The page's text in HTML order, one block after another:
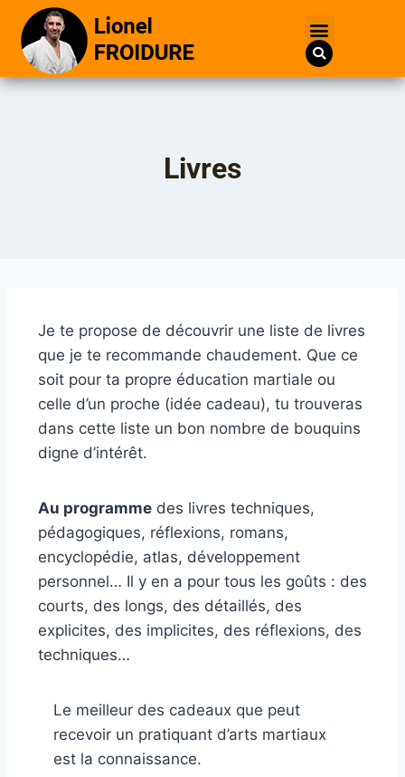
Livres
Je te propose de découvrir une liste de livres
que je te recommande chaudement. Que ce
soit pour ta propre éducation martiale ou
celle d’un proche (idée cadeau), tu trouveras
dans cette liste un bon nombre de bouquins
digne d’intérêt.
Au programme des livres techniques,
pédagogiques, réflexions, romans,
encyclopédie, atlas, développement
personnel… Il y en a pour tous les goûts : des
courts, des longs, des détaillés, des
explicites, des implicites, des réflexions, des
techniques…
Le meilleur des cadeaux que peut
recevoir un pratiquant d’arts martiaux
est la connaissance.